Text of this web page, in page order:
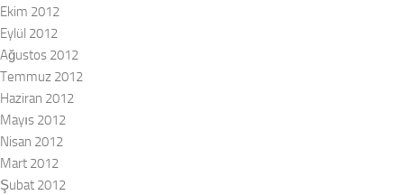
Ekim 2012
Eylül 2012
Ağustos 2012
Temmuz 2012
Haziran 2012
Mayıs 2012
Nisan 2012
Mart 2012
Şubat 2012